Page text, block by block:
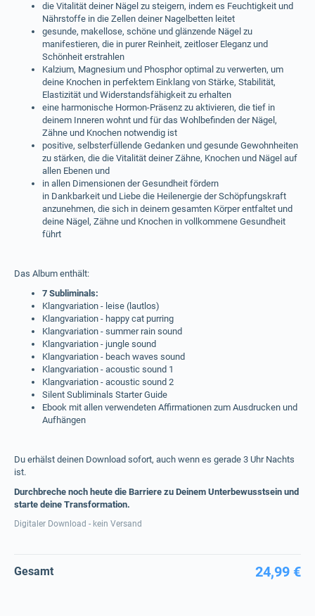
die Vitalität deiner Nägel zu steigern, indem es Feuchtigkeit und
Nährstoffe in die Zellen deiner Nagelbetten leitet
gesunde, makellose, schöne und glänzende Nägel zu
manifestieren, die in purer Reinheit, zeitloser Eleganz und
Schönheit erstrahlen
Kalzium, Magnesium und Phosphor optimal zu verwerten, um
deine Knochen in perfektem Einklang von Stärke, Stabilität,
Elastizität und Widerstandsfähigkeit zu erhalten
eine harmonische Hormon-Präsenz zu aktivieren, die tief in
deinem Inneren wohnt und für das Wohlbefinden der Nägel,
Zähne und Knochen notwendig ist
positive, selbsterfüllende Gedanken und gesunde Gewohnheiten
zu stärken, die die Vitalität deiner Zähne, Knochen und Nägel auf
allen Ebenen und
in allen Dimensionen der Gesundheit fördern
in Dankbarkeit und Liebe die Heilenergie der Schöpfungskraft
anzunehmen, die sich in deinem gesamten Körper entfaltet und
deine Nägel, Zähne und Knochen in vollkommene Gesundheit
führt
Das Album enthält:
7 Subliminals:
Klangvariation - leise (lautlos)
Klangvariation - happy cat purring
Klangvariation - summer rain sound
Klangvariation - jungle sound
Klangvariation - beach waves sound
Klangvariation - acoustic sound 1
Klangvariation - acoustic sound 2
Silent Subliminals Starter Guide
Ebook mit allen verwendeten Affirmationen zum Ausdrucken und
Aufhängen
Du erhälst deinen Download sofort, auch wenn es gerade 3 Uhr Nachts
ist.
Durchbreche noch heute die Barriere zu Deinem Unterbewusstsein und
starte deine Transformation.
Digitaler Download - kein Versand
Gesamt 24,99 €